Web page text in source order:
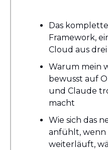
Das
Framework,
Cloud aus
Warum mein
bewusst auf
und Claude
macht
Wie sich das
anfühlt, wenn
weiterläuft,